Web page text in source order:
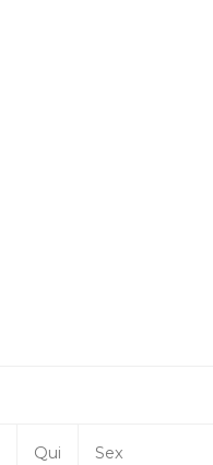
Qui Sex